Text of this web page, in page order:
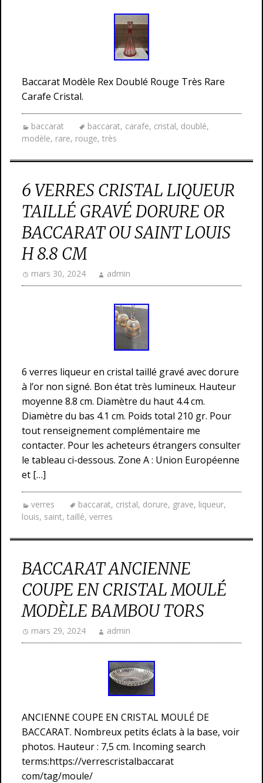
Baccarat Modèle Rex Doublé Rouge Très Rare
Carafe Cristal.
baccarat baccarat, carafe, cristal, doublé,
modèle, rare, rouge, très
6 VERRES CRISTAL LIQUEUR
TAILLÉ GRAVÉ DORURE OR
BACCARAT OU SAINT LOUIS
H 8.8 CM
mars 30, 2024 admin
6 verres liqueur en cristal taillé gravé avec dorure
à l’or non signé. Bon état très lumineux. Hauteur
moyenne 8.8 cm. Diamètre du haut 4.4 cm.
Diamètre du bas 4.1 cm. Poids total 210 gr. Pour
tout renseignement complémentaire me
contacter. Pour les acheteurs étrangers consulter
le tableau ci-dessous. Zone A : Union Européenne
et […]
verres baccarat, cristal, dorure, grave, liqueur,
louis, saint, taillé, verres
BACCARAT ANCIENNE
COUPE EN CRISTAL MOULÉ
MODÈLE BAMBOU TORS
mars 29, 2024 admin
ANCIENNE COUPE EN CRISTAL MOULÉ DE
BACCARAT. Nombreux petits éclats à la base, voir
photos. Hauteur : 7,5 cm. Incoming search
terms:https://verrescristalbaccarat
com/tag/moule/